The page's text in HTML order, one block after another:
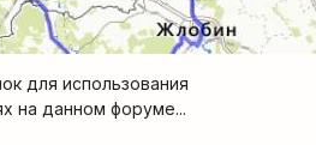
для использования
на данном форуме...